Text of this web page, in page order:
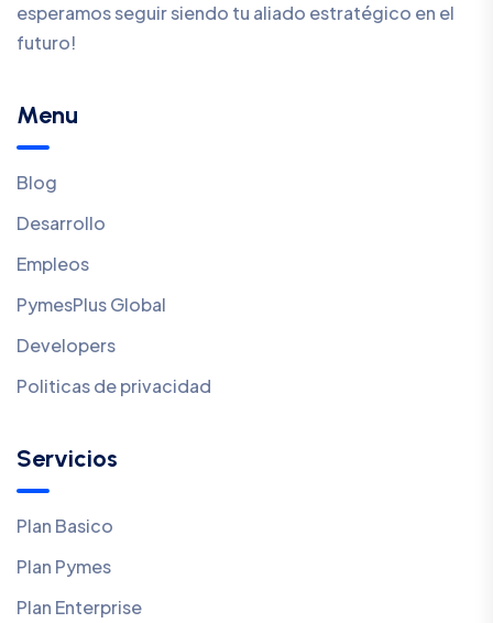
esperamos seguir siendo tu aliado estratégico en el
futuro!
Menu
Blog
Desarrollo
Empleos
PymesPlus Global
Developers
Politicas de privacidad
Servicios
Plan Basico
Plan Pymes
Plan Enterprise